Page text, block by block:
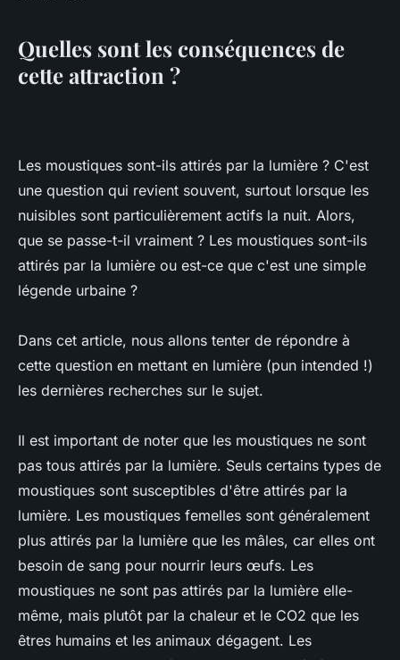
Quelles sont les conséquences de
cette attraction ?
Les moustiques sont-ils attirés par la lumière ? C'est
une question qui revient souvent, surtout lorsque les
nuisibles sont particulièrement actifs la nuit. Alors,
que se passe-t-il vraiment ? Les moustiques sont-ils
attirés par la lumière ou est-ce que c'est une simple
légende urbaine ?
Dans cet article, nous allons tenter de répondre à
cette question en mettant en lumière (pun intended !)
les dernières recherches sur le sujet.
Il est important de noter que les moustiques ne sont
pas tous attirés par la lumière. Seuls certains types de
moustiques sont susceptibles d'être attirés par la
lumière. Les moustiques femelles sont généralement
plus attirés par la lumière que les mâles, car elles ont
besoin de sang pour nourrir leurs œufs. Les
moustiques ne sont pas attirés par la lumière elle-
même, mais plutôt par la chaleur et le CO2 que les
êtres humains et les animaux dégagent. Les